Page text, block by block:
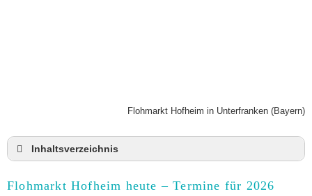
Flohmarkt Hofheim in Unterfranken (Bayern)
Inhaltsverzeichnis
Anmeldung & Standgebühr auf dem Trödelmarkt
Flohmarkt Hofheim heute – Termine für 2026